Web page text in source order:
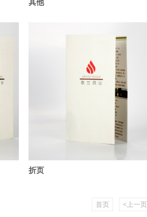
折页
首页 <上一页